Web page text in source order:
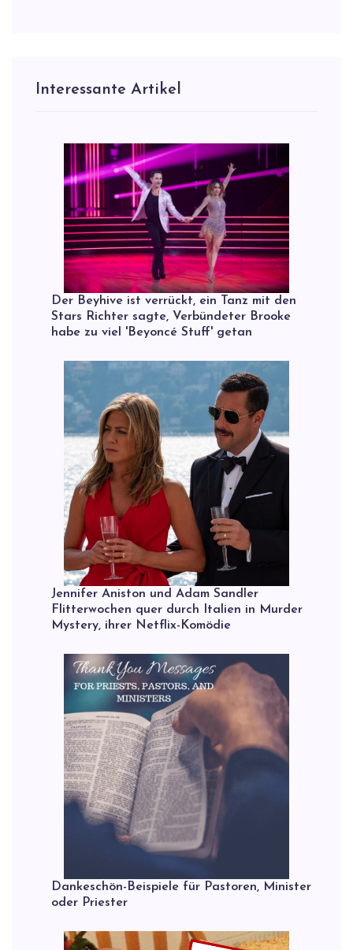
Interessante Artikel
Der Beyhive ist verrückt, ein Tanz mit den
Stars Richter sagte, Verbündeter Brooke
habe zu viel 'Beyoncé Stuff' getan
Jennifer Aniston und Adam Sandler
Flitterwochen quer durch Italien in Murder
Mystery, ihrer Netflix-Komödie
Dankeschön-Beispiele für Pastoren, Minister
oder Priester